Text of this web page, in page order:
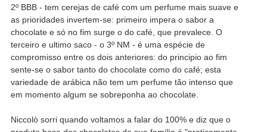
2º BBB - tem cerejas de café com um perfume mais suave e
as prioridades invertem-se: primeiro impera o sabor a
chocolate e só no fim surge o do café, que prevalece. O
terceiro e ultimo saco - o 3º NM - é uma espécie de
compromisso entre os dois anteriores: do principio ao fim
sente-se o sabor tanto do chocolate como do café; esta
variedade de arábica não tem um perfume tão intenso que
em momento algum se sobreponha ao chocolate.
Niccolò sorri quando voltamos a falar do 100% e diz que o